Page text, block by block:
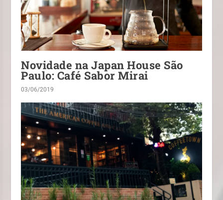
Novidade na Japan House São
Paulo: Café Sabor Mirai
03/06/2019